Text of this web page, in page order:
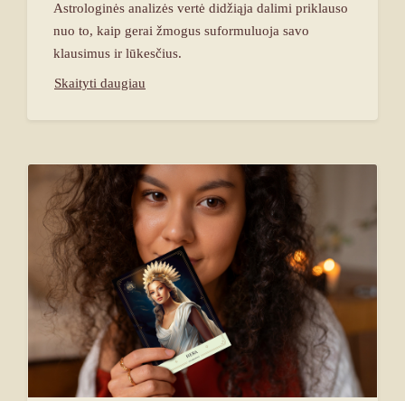
Astrologinės analizės vertė didžiąja dalimi priklauso
nuo to, kaip gerai žmogus suformuluoja savo
klausimus ir lūkesčius.
Skaityti daugiau